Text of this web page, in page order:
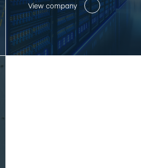
View company